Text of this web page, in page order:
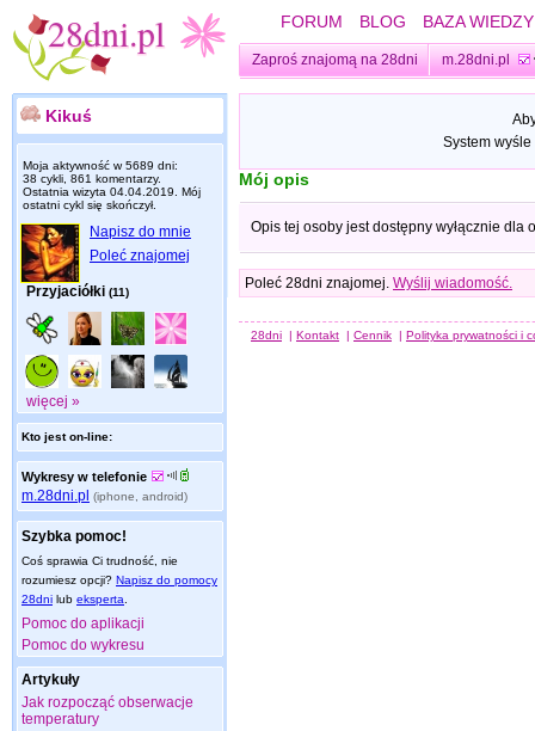
FORUM BLOG BAZA WIEDZY
Zaproś znajomą na 28dni m.28dni.pl
Kikuś
Moja aktywność w 5689 dni:
38 cykli, 861 komentarzy.
Ostatnia wizyta 04.04.2019 . Mój
ostatni cykl się skończył.
Napisz do mnie
Poleć znajomej
Przyjaciółki (11)
więcej »
Kto jest on-line:
Wykresy w telefonie
m.28dni.pl (iphone, android)
Szybka pomoc!
Coś sprawia Ci trudność, nie
rozumiesz opcji? Napisz do pomocy
28dni lub eksperta
Pomoc do aplikacji
Pomoc do wykresu
Artykuły
Jak rozpocząć obserwacje
temperatury
System
Mój opis
Opis tej osoby jest dostępny wyłącznie dla
Poleć 28dni znajomej. Wyślij wiadomość.
28dni | Kontakt | Cennik | Polityka prywatności i